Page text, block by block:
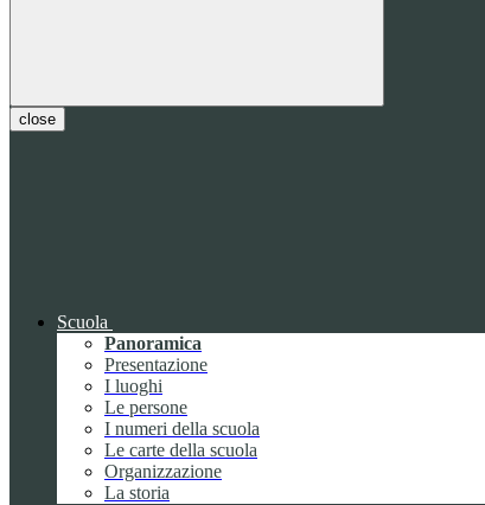
close
Scuola
Panoramica
Presentazione
I luoghi
Le persone
I numeri della scuola
Le carte della scuola
Organizzazione
La storia